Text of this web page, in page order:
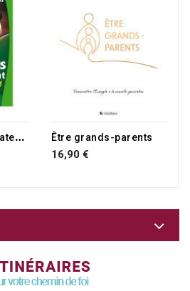
E
duquons adéquatement nos enfants Être grands-parents
16,90 €